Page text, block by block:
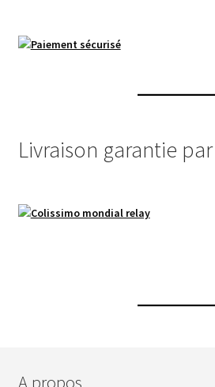
Livraison garantie par
A propos